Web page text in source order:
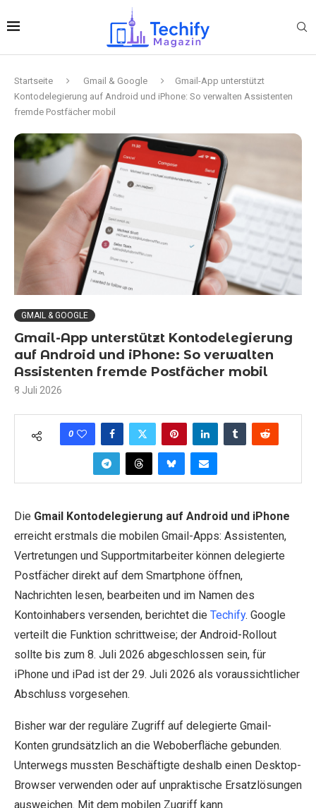
Startseite Gmail & Google
Gmail-App unterstützt
Kontodelegierung auf Android und iPhone: So verwalten Assistenten
fremde Postfächer mobil
GMAIL & GOOGLE
Gmail-App unterstützt Kontodelegierung
auf Android und iPhone: So verwalten
Assistenten fremde Postfächer mobil
8 Juli 2026
0
Die Gmail Kontodelegierung auf Android und iPhone
erreicht erstmals die mobilen Gmail-Apps: Assistenten,
Vertretungen und Supportmitarbeiter können delegierte
Postfächer direkt auf dem Smartphone öffnen,
Nachrichten lesen, bearbeiten und im Namen des
Kontoinhabers versenden, berichtet die Techify. Google
verteilt die Funktion schrittweise; der Android-Rollout
sollte bis zum 8. Juli 2026 abgeschlossen sein, für
iPhone und iPad ist der 29. Juli 2026 als voraussichtlicher
Abschluss vorgesehen.
Bisher war der reguläre Zugriff auf delegierte Gmail-
Konten grundsätzlich an die Weboberfläche gebunden.
Unterwegs mussten Beschäftigte deshalb einen Desktop-
Browser verwenden oder auf unpraktische Ersatzlösungen
ausweichen. Mit dem mobilen Zugriff kann